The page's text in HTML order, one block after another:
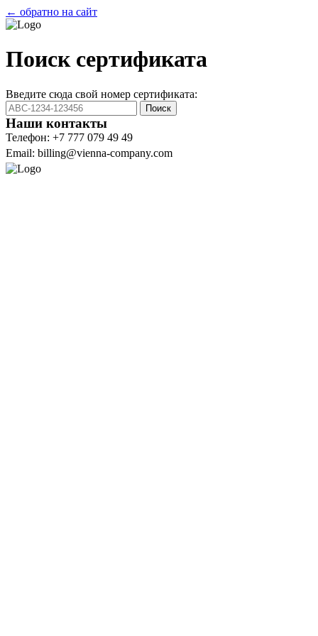
← обратно на сайт
Поиск сертификата
Введите сюда свой номер сертификата:
Поиск
Наши контакты
Телефон: +7 777 079 49 49
Email: billing@vienna-company.com